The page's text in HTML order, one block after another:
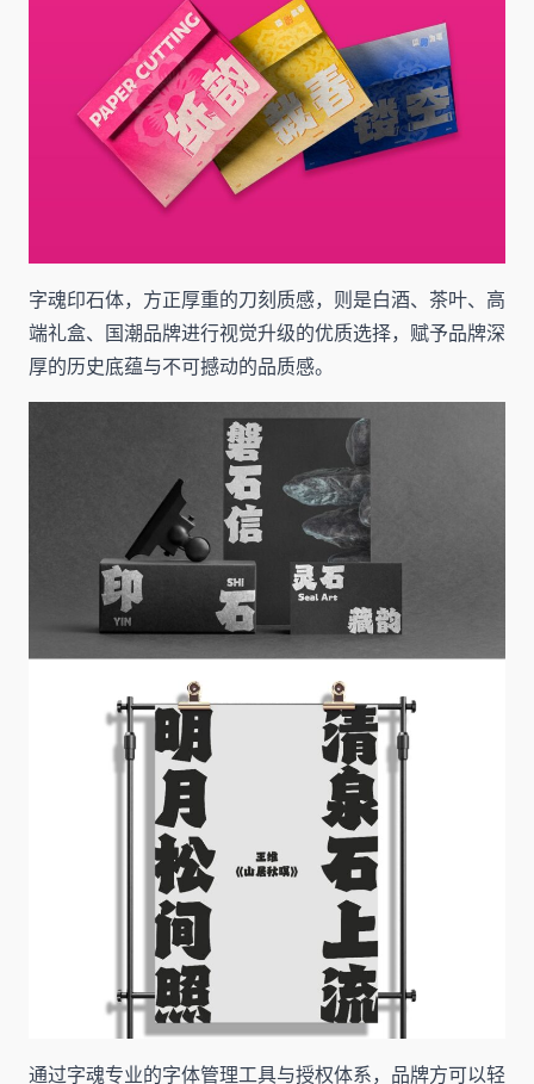
字魂印石体，方正厚重的刀刻质感，则是白酒、茶叶、高
端礼盒、国潮品牌进行视觉升级的优质选择，赋予品牌深
厚的历史底蕴与不可撼动的品质感。
通过字魂专业的字体管理工具与授权体系，品牌方可以轻